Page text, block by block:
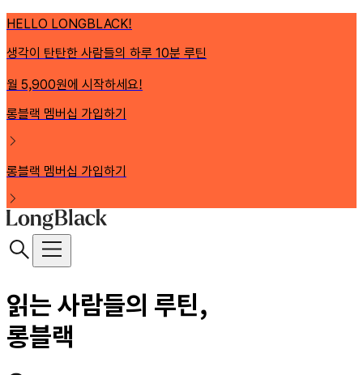
HELLO LONGBLACK!
생각이 탄탄한 사람들의 하루 10분 루틴
월 5,900원에 시작하세요!
롱블랙 멤버십 가입하기
롱블랙 멤버십 가입하기
읽는 사람들의 루틴,
롱블랙